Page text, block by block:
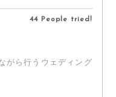
44 People tried!
がら行うウェディング